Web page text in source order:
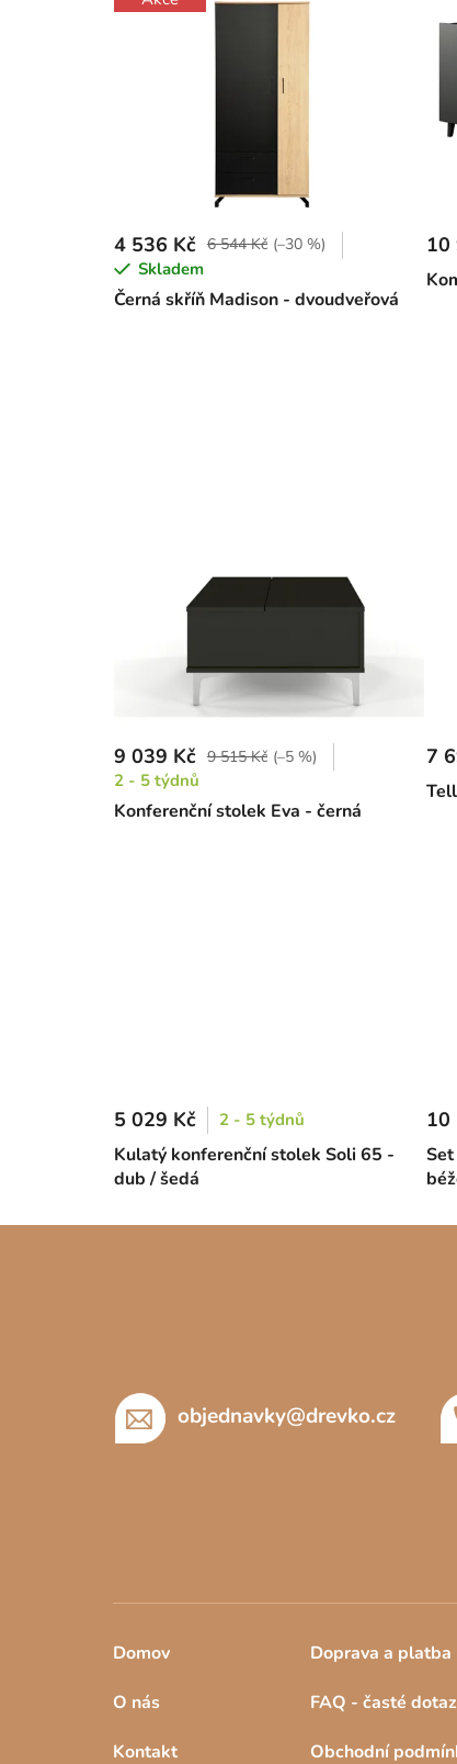
Černá skříň Madison - dvoudveřová
4 536 Kč 6 544 Kč (–30 %)
Skladem
10
Konferenční stolek Eva - černá
9 039 Kč 9 515 Kč (–5 %)
2 - 5 týdnů
7
Kulatý konferenční stolek Soli 65 -
dub / šedá
5 029 Kč 2 - 5 týdnů 10
objednavky@drevko.cz
Domov
O nás
Kontakt
Doprava a platba
FAQ - časté
Obchodní